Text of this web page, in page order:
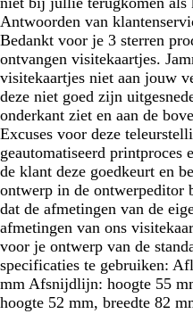
Antwoorden van
Bedankt voor je 3 sterren
ontvangen visitekaartjes.
visitekaartjes niet aan jouw
deze niet goed zijn
onderkant ziet en aan de
Excuses voor deze
geautomatiseerd printproces
de klant deze goedkeurt en
ontwerp in de
dat de afmetingen van de
afmetingen van ons
voor je ontwerp van de
specificaties te gebruiken:
mm Afsnijdlijn: hoogte 55
hoogte 52 mm, breedte 82